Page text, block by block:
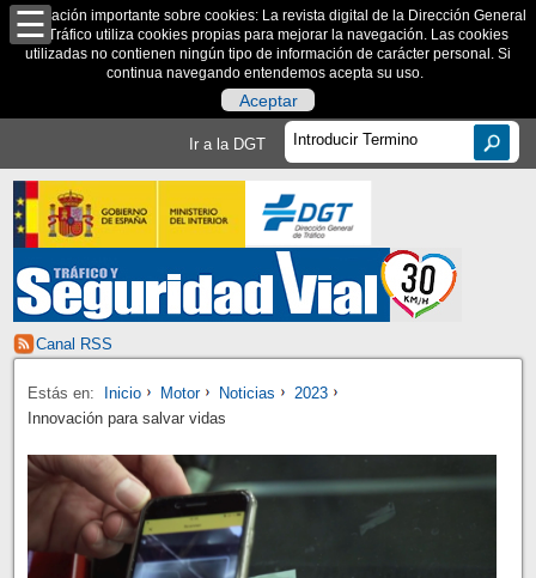
Información importante sobre cookies: La revista digital de la Dirección General
de Tráfico utiliza cookies propias para mejorar la navegación. Las cookies
utilizadas no contienen ningún tipo de información de carácter personal. Si
continua navegando entendemos acepta su uso.
Aceptar
Ir a la DGT
Canal RSS
Estás en: Inicio Motor Noticias
2023
Innovación para salvar vidas